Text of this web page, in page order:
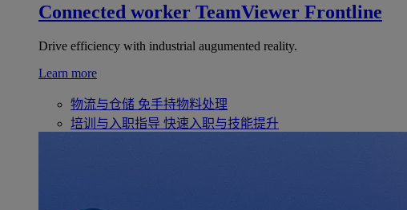
Connected worker TeamViewer Frontline
Drive efficiency with industrial augumented reality.
Learn more
物流与仓储 免手持物料处理
培训与入职指导 快速入职与技能提升